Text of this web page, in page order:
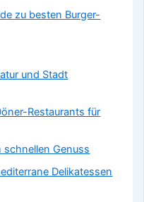
zu besten Burger-
und Stadt
Restaurants für
schnellen Genuss
Delikatessen